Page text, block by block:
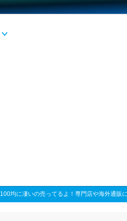
100均に凄いの売ってるよ！専門店や海外通販